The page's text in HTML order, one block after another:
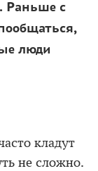
Раньше с
люди
кладут
не сложно.